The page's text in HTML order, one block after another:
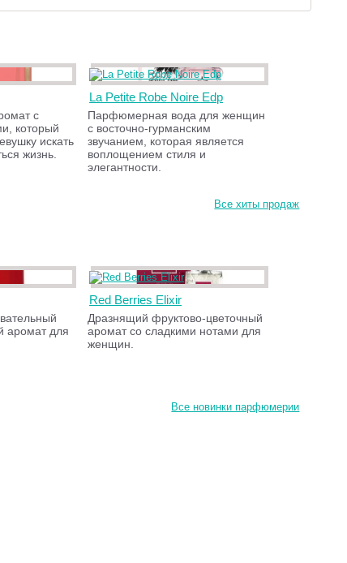
с
который
искать
жизнь.
La Petite Robe Noire Edp
Парфюмерная вода для женщин
с восточно-гурманским
звучанием, которая является
воплощением стиля и
элегантности.
Все хиты продаж
аромат для
Red Berries Elixir
Дразнящий фруктово-цветочный
аромат со сладкими нотами для
женщин.
Все новинки парфюмерии